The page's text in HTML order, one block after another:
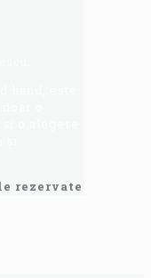
rezervate